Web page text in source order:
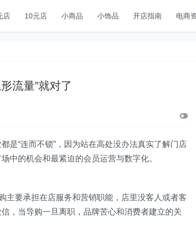
店 10元店 小商品 小饰品 开店指南 电商
流量”就对了
是“连而不锁”，因为站在高处没办法真实了解门店
中的机会和最紧迫的会员运营与数字化。
主要承担在店服务和营销职能，店里没客人或者客
，当导购一旦离职，品牌苦心和消费者建立的关